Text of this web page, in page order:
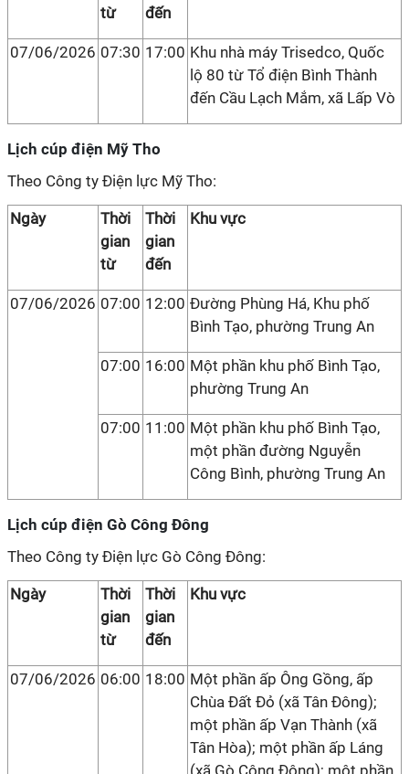
từ
đến
07/06/2026 07:30 17:00 Khu nhà máy Trisedco, Quốc
lộ 80 từ Tổ điện Bình Thành
đến Cầu Lạch Mắm, xã Lấp Vò
Lịch cúp điện Mỹ Tho
Theo Công ty Điện lực Mỹ Tho:
Ngày
Thời
gian
từ
Thời
gian
đến
Khu vực
07/06/2026 07:00 12:00 Đường Phùng Há, Khu phố
Bình Tạo, phường Trung An
07:00 16:00 Một phần khu phố Bình Tạo,
phường Trung An
07:00 11:00 Một phần khu phố Bình Tạo,
một phần đường Nguyễn
Công Bình, phường Trung An
Lịch cúp điện Gò Công Đông
Theo Công ty Điện lực Gò Công Đông:
Ngày
Thời
gian
từ
Thời
gian
đến
Khu vực
07/06/2026 06:00 18:00 Một phần ấp Ông Gồng, ấp
Chùa Đất Đỏ (xã Tân Đông);
một phần ấp Vạn Thành (xã
Tân Hòa); một phần ấp Láng
(xã Gò Công Đông); một phần